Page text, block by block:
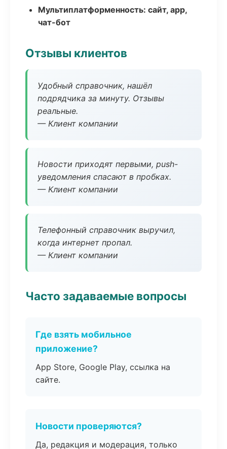
Мультиплатформенность: сайт, app,
чат-бот
Отзывы клиентов
Удобный справочник, нашёл
подрядчика за минуту. Отзывы
реальные.
— Клиент компании
Новости приходят первыми, push-
уведомления спасают в пробках.
— Клиент компании
Телефонный справочник выручил,
когда интернет пропал.
— Клиент компании
Часто задаваемые вопросы
Где взять мобильное
приложение?
App Store, Google Play, ссылка на
сайте.
Новости проверяются?
Да, редакция и модерация, только